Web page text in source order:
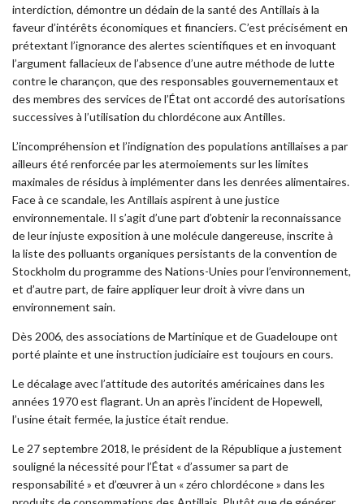
interdiction, démontre un dédain de la santé des Antillais à la
faveur d’intérêts économiques et financiers. C’est précisément en
prétextant l’ignorance des alertes scientifiques et en invoquant
l’argument fallacieux de l’absence d’une autre méthode de lutte
contre le charançon, que des responsables gouvernementaux et
des membres des services de l’État ont accordé des autorisations
successives à l’utilisation du chlordécone aux Antilles.
L’incompréhension et l’indignation des populations antillaises a par
ailleurs été renforcée par les atermoiements sur les limites
maximales de résidus à implémenter dans les denrées alimentaires.
Face à ce scandale, les Antillais aspirent à une justice
environnementale. Il s’agit d’une part d’obtenir la reconnaissance
de leur injuste exposition à une molécule dangereuse, inscrite à
la liste des polluants organiques persistants de la convention de
Stockholm du programme des Nations-Unies pour l’environnement,
et d’autre part, de faire appliquer leur droit à vivre dans un
environnement sain.
Dès 2006, des associations de Martinique et de Guadeloupe ont
porté plainte et une instruction judiciaire est toujours en cours.
Le décalage avec l’attitude des autorités américaines dans les
années 1970 est flagrant. Un an après l’incident de Hopewell,
l’usine était fermée, la justice était rendue.
Le 27 septembre 2018, le président de la République a justement
souligné la nécessité pour l’État « d’assumer sa part de
responsabilité » et d’œuvrer à un « zéro chlordécone » dans les